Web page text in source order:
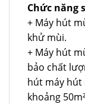
Chức năng
+ Máy hút
khử mùi.
+ Máy hút
bảo chất
hút máy hút
khoảng